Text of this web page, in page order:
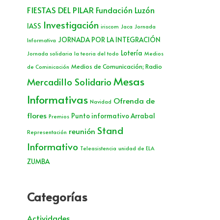
FIESTAS DEL PILAR Fundación Luzón
IASS Investigación iriscom Jaca Jornada
Informativa JORNADA POR LA INTEGRACIÓN
Jornada solidaria la teoria del todo Lotería Medios
de Cominicación Medios de Comunicación; Radio
Mercadillo SolidarioMesas
Informativas Navidad Ofrenda de
flores Premios Punto informativo Arrabal
Representación reunión Stand
Informativo Teleasistencia unidad de ELA
ZUMBA
Categorías